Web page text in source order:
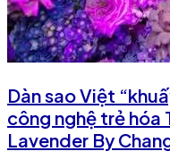
Dàn sao Việt
công nghệ trẻ
Lavender By